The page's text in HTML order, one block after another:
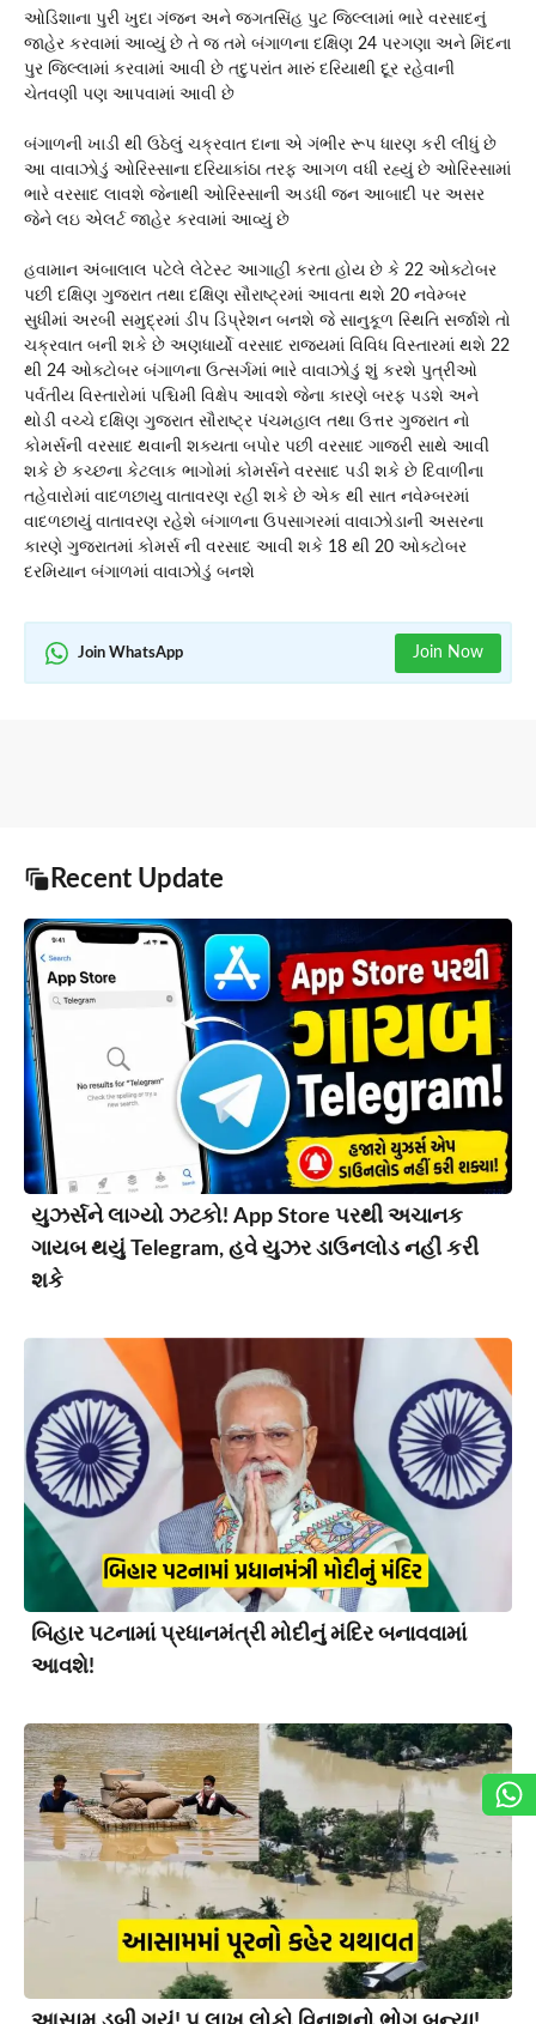
ઓડિશાના પુરી ખુદા ગંજન અને જગતસિંહ પુટ જિલ્લામાં ભારે વરસાદનું
જાહેર કરવામાં આવ્યું છે તે જ તમે બંગાળના દક્ષિણ 24 પરગણા અને મિંદના
પુર જિલ્લામાં કરવામાં આવી છે તદુપરાંત મારું દરિયાથી દૂર રહેવાની
ચેતવણી પણ આપવામાં આવી છે
બંગાળની ખાડી થી ઉઠેલું ચક્રવાત દાના એ ગંભીર રૂપ ધારણ કરી લીધું છે
આ વાવાઝોડું ઓરિસ્સાના દરિયાકાંઠા તરફ આગળ વધી રહ્યું છે ઓરિસ્સામાં
ભારે વરસાદ લાવશે જેનાથી ઓરિસ્સાની અડધી જન આબાદી પર અસર
જેને લઇ એલર્ટ જાહેર કરવામાં આવ્યું છે
હવામાન અંબાલાલ પટેલે લેટેસ્ટ આગાહી કરતા હોય છે કે 22 ઓક્ટોબર
પછી દક્ષિણ ગુજરાત તથા દક્ષિણ સૌરાષ્ટ્રમાં આવતા થશે 20 નવેમ્બર
સુધીમાં અરબી સમુદ્રમાં ડીપ ડિપ્રેશન બનશે જે સાનુકૂળ સ્થિતિ સર્જાશે તો
ચક્રવાત બની શકે છે અણધાર્યો વરસાદ રાજ્યમાં વિવિધ વિસ્તારમાં થશે 22
થી 24 ઓક્ટોબર બંગાળના ઉત્સર્ગમાં ભારે વાવાઝોડું શું કરશે પુત્રીઓ
પર્વતીય વિસ્તારોમાં પશ્ચિમી વિક્ષેપ આવશે જેના કારણે બરફ પડશે અને
થોડી વચ્ચે દક્ષિણ ગુજરાત સૌરાષ્ટ્ર પંચમહાલ તથા ઉત્તર ગુજરાત નો
કોમર્સની વરસાદ થવાની શક્યતા બપોર પછી વરસાદ ગાજરી સાથે આવી
શકે છે કચ્છના કેટલાક ભાગોમાં કોમર્સને વરસાદ પડી શકે છે દિવાળીના
તહેવારોમાં વાદળછાયુ વાતાવરણ રહી શકે છે એક થી સાત નવેમ્બરમાં
વાદળછાયું વાતાવરણ રહેશે બંગાળના ઉપસાગરમાં વાવાઝોડાની અસરના
કારણે ગુજરાતમાં કોમર્સ ની વરસાદ આવી શકે 18 થી 20 ઓક્ટોબર
દરમિયાન બંગાળમાં વાવાઝોડું બનશે
Join WhatsApp Join Now
Recent Update
યુઝર્સને લાગ્યો ઝટકો! App Store પરથી અચાનક
ગાયબ થયું Telegram, હવે યુઝર ડાઉનલોડ નહીં કરી
શકે
બિહાર પટનામાં પ્રધાનમંત્રી મોદીનું મંદિર બનાવવામાં
આવશે!